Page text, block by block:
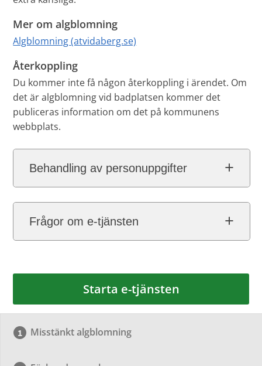
Mer om algblomning
Algblomning (atvidaberg.se)
Återkoppling
Du kommer inte få någon återkoppling i ärendet. Om
det är algblomning vid badplatsen kommer det
publiceras information om det på kommunens
webbplats.
Behandling av personuppgifter
Frågor om e-tjänsten
Starta e-tjänsten
Misstänkt algblomning